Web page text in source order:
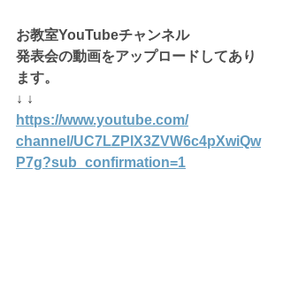
お教室YouTubeチャンネル
発表会の動画をアップロードしてあり
ます。
↓ ↓
https://www.youtube.com/
channel/UC7LZPlX3ZVW6c4pXwiQw
P7g?sub_confirmation=1